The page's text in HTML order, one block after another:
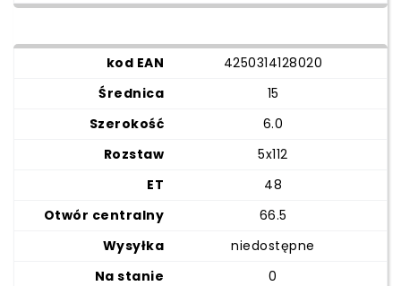
4250314128020
15
6.0
5x112
48
66.5
niedostępne
0